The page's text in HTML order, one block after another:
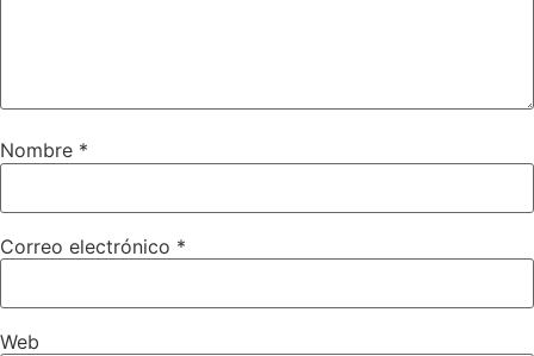
Nombre *
Correo electrónico *
Web